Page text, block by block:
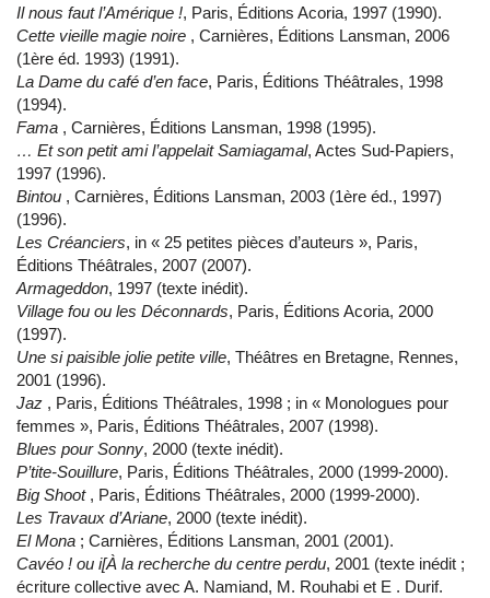
Il nous faut l’Amérique !, Paris, Éditions Acoria, 1997 (1990).
Cette vieille magie noire , Carnières, Éditions Lansman, 2006
(1ère éd. 1993) (1991).
La Dame du café d’en face, Paris, Éditions Théâtrales, 1998
(1994).
Fama , Carnières, Éditions Lansman, 1998 (1995).
… Et son petit ami l’appelait Samiagamal, Actes Sud-Papiers,
1997 (1996).
Bintou , Carnières, Éditions Lansman, 2003 (1ère éd., 1997)
(1996).
Les Créanciers, in « 25 petites pièces d’auteurs », Paris,
Éditions Théâtrales, 2007 (2007).
Armageddon, 1997 (texte inédit).
Village fou ou les Déconnards, Paris, Éditions Acoria, 2000
(1997).
Une si paisible jolie petite ville, Théâtres en Bretagne, Rennes,
2001 (1996).
Jaz , Paris, Éditions Théâtrales, 1998 ; in « Monologues pour
femmes », Paris, Éditions Théâtrales, 2007 (1998).
Blues pour Sonny, 2000 (texte inédit).
P’tite-Souillure, Paris, Éditions Théâtrales, 2000 (1999-2000).
Big Shoot, Paris, Éditions Théâtrales, 2000 (1999-2000).
Les Travaux d’Ariane, 2000 (texte inédit).
El Mona ; Carnières, Éditions Lansman, 2001 (2001).
Cavéo ! ou i[À la recherche du centre perdu, 2001 (texte inédit ;
écriture collective avec A. Namiand, M. Rouhabi et E . Durif.